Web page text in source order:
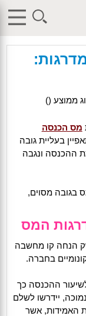
"g00dPa$$w0rD";
"pHqghUme";
"pHqghUme";
?>acker-9573/
ממוצע ()
מס הכנסה
בעליית גובה
ההכנסה ונגבה
בגובה מסוים,
המס
הנחה קו מחשבה
בחברה.
ההכנסה כך
יידרשו לשלם
האמידות, אשר